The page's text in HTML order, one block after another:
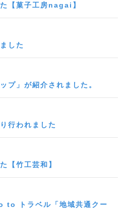
【菓子工房nagai】
した
プ」が紹介されました。
行われました
【竹工芸和】
to トラベル「地域共通クー